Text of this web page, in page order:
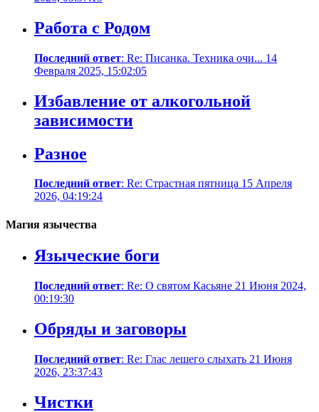
Работа с Родом
Последний ответ: Re: Писанка. Техника очи... 14
Февраля 2025, 15:02:05
Избавление от алкогольной
зависимости
Разное
Последний ответ: Re: Страстная пятница 15 Апреля
2026, 04:19:24
Магия язычества
Языческие боги
Последний ответ: Re: О святом Касьяне 21 Июня 2024,
00:19:30
Обряды и заговоры
Последний ответ: Re: Глас лешего слыхать 21 Июня
2026, 23:37:43
Чистки